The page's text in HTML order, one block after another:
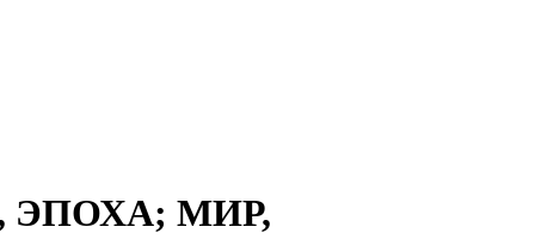
ЭПОХА; МИР,